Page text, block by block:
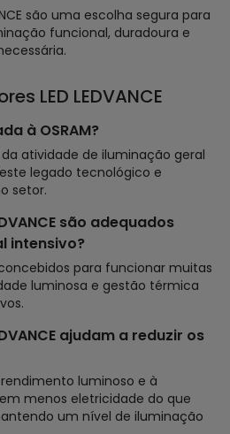
são uma escolha segura para
funcional, duradoura e
LED LEDVANCE
à OSRAM?
da atividade de iluminação geral
legado tecnológico e
setor.
são adequados
intensivo?
para funcionar muitas
luminosa e gestão térmica
ajudam a reduzir os
luminoso e à
menos eletricidade do que
um nível de iluminação